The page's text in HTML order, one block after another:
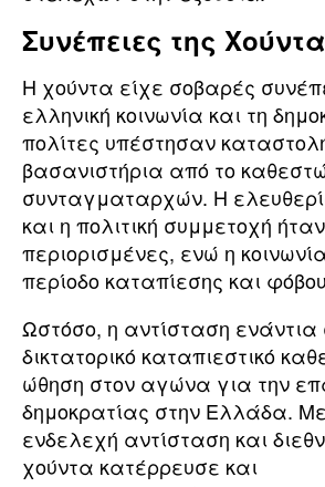
Συνέπειες της
Η χούντα είχε σοβαρές
ελληνική κοινωνία και τη
πολίτες υπέστησαν
βασανιστήρια από το
συνταγματαρχών. Η
και η πολιτική συμμετοχή ήταν
περιορισμένες, ενώ η
περίοδο καταπίεσης και
Ωστόσο, η αντίσταση ενάντια
δικτατορικό καταπιεστικό
ώθηση στον αγώνα για την
δημοκρατίας στην Ελλάδα.
ενδελεχή αντίσταση και
χούντα κατέρρευσε και